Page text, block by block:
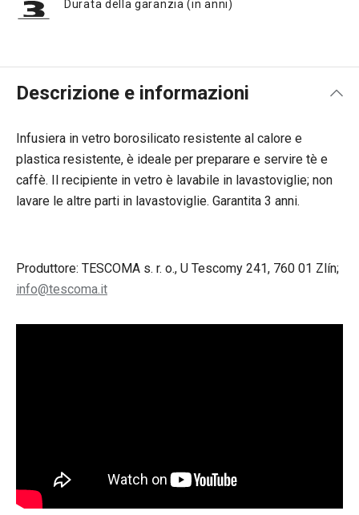
Durata della garanzia (in anni)
Descrizione e informazioni
Infusiera in vetro borosilicato resistente al calore e
plastica resistente, è ideale per preparare e servire tè e
caffè. Il recipiente in vetro è lavabile in lavastoviglie; non
lavare le altre parti in lavastoviglie. Garantita 3 anni.
Produttore: TESCOMA s. r. o., U Tescomy 241, 760 01 Zlín;
info@tescoma.it